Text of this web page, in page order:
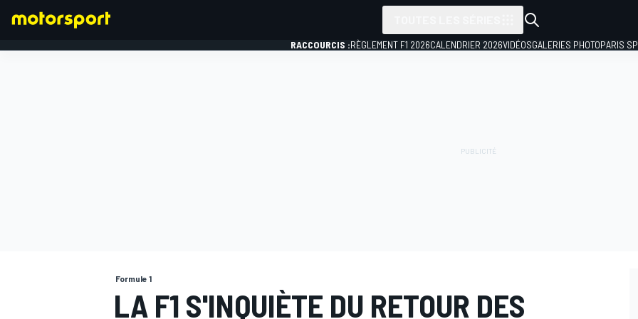
RACCOURCIS :RÈGLEMENT F1 2026CALENDRIER 2026VIDÉOSGALERIES PHOTOPARIS
Formule 1
LA F1 S'INQUIÈTE DU RETOUR DES